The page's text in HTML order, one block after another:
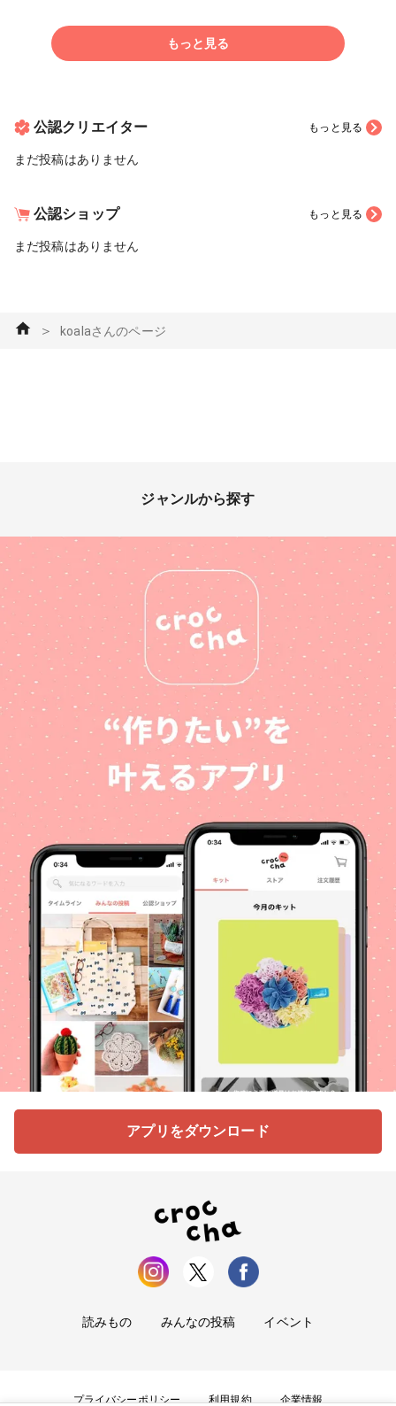
もっと見る
公認クリエイター もっと見る
まだ投稿はありません
公認ショップ もっと見る
まだ投稿はありません
＞ koalaさんのページ
ジャンルから探す
アプリをダウンロード
読みもの みんなの投稿 イベント
プライバシーポリシー 利用規約 企業情報